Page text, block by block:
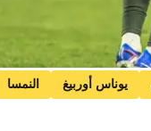
يوناس أوربيغ النمسا